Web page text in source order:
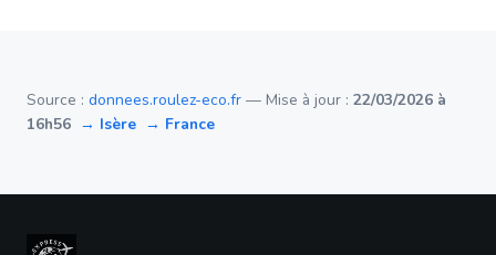
Source : donnees.roulez-eco.fr — Mise à jour : 22/03/2026 à
16h56 → Isère → France